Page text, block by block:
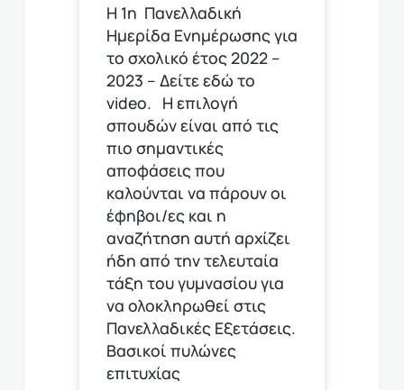
Η 1η Πανελλαδική
Ημερίδα Ενημέρωσης για
το σχολικό έτος 2022 –
2023 – Δείτε εδώ το
video. Η επιλογή
σπουδών είναι από τις
πιο σημαντικές
αποφάσεις που
καλούνται να πάρουν οι
έφηβοι/ες και η
αναζήτηση αυτή αρχίζει
ήδη από την τελευταία
τάξη του γυμνασίου για
να ολοκληρωθεί στις
Πανελλαδικές Εξετάσεις.
Βασικοί πυλώνες
επιτυχίας